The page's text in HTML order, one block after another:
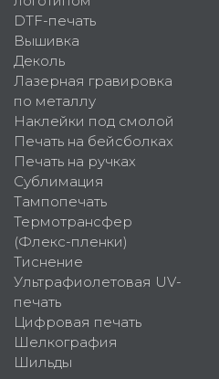
DTF-печать
Вышивка
Деколь
Лазерная гравировка
по металлу
Наклейки под смолой
Печать на бейсболках
Печать на ручках
Сублимация
Тампопечать
Термотрансфер
(Флекс-пленки)
Тиснение
Ультрафиолетовая UV-
печать
Цифровая печать
Шелкография
Шильды